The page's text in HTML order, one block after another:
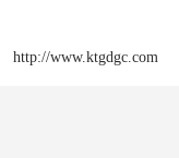
http://www.ktgdgc.com